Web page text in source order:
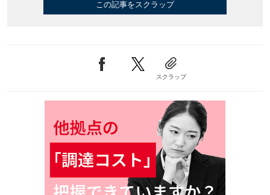
この記事をスクラップ
スクラップ